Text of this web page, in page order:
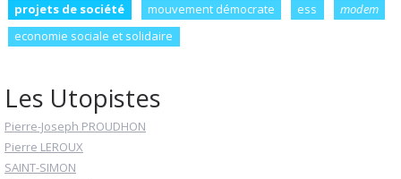
projets de société
mouvement démocrate ess
modem
economie sociale et solidaire
Les Utopistes
Pierre-Joseph PROUDHON
Pierre LEROUX
SAINT-SIMON